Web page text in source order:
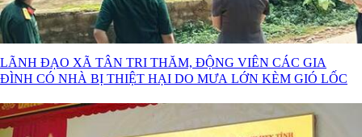
LÃNH ĐẠO XÃ TÂN TRI THĂM, ĐỘNG VIÊN CÁC GIA
ĐÌNH CÓ NHÀ BỊ THIỆT HẠI DO MƯA LỚN KÈM GIÓ LỐC